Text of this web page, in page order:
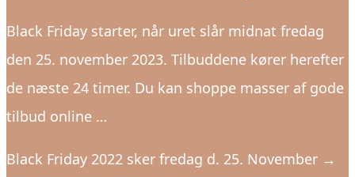
Black Friday starter, når uret slår midnat fredag
den 25. november 2023. Tilbuddene kører herefter
de næste 24 timer. Du kan shoppe masser af gode
tilbud online …
Black Friday 2022 sker fredag d. 25. November →